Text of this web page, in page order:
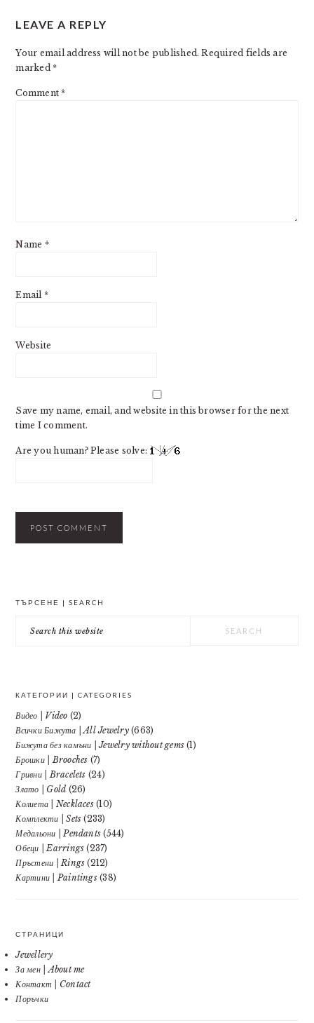
INTERACTIONS
LEAVE A REPLY
Your email address will not be published. Required fields are
marked*
Comment*
Name *
Email *
Website
Save my name, email, and website in this browser for the next
time I comment.
Are you human? Please solve:
ТЪРСЕНЕ | SEARCH
this
КАТЕГОРИИ | CATEGORIES
Видео | Video (2)
Всички Бижута | All Jewelry(663)
Бижута без камъни | Jewelry without gems (1)
Брошки | Brooches (7)
Гривни | Bracelets (24)
Злато | Gold (26)
Колиета | Necklaces(10)
Комплекти | Sets (233)
Медальони | Pendants (544)
Обеци | Earrings (237)
Пръстени | Rings (212)
Картини | Paintings(38)
СТРАНИЦИ
Jewellery
За мен | About me
Контакт | Contact
Поръчки